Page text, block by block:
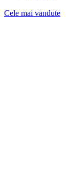
Cele mai vandute